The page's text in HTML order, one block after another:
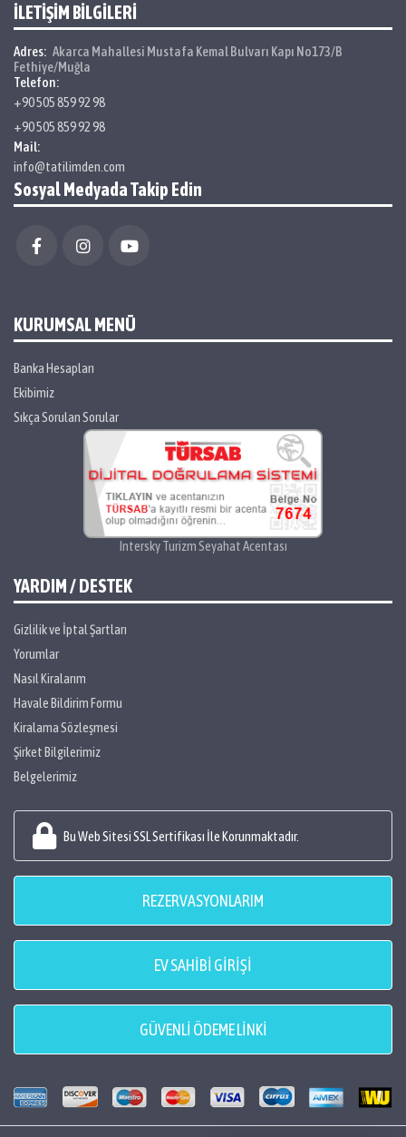
İLETİŞİM BİLGİLERİ
Adres: Akarca Mahallesi Mustafa Kemal Bulvarı Kapı No173/B
Fethiye/Muğla
Telefon:
+90 505 859 92 98
+90 505 859 92 98
Mail:
info@tatilimden.com
Sosyal Medyada Takip Edin
KURUMSAL MENÜ
Banka Hesapları
Ekibimiz
Sıkça Sorulan Sorular
Intersky Turizm Seyahat Acentası
YARDIM / DESTEK
Gizlilik ve İptal Şartları
Yorumlar
Nasıl Kiralarım
Havale Bildirim Formu
Kiralama Sözleşmesi
Şirket Bilgilerimiz
Belgelerimiz
Bu Web Sitesi SSL Sertifikası İle Korunmaktadır.
REZERVASYONLARIM
EV SAHİBİ GİRİŞİ
GÜVENLİ ÖDEME LİNKİ